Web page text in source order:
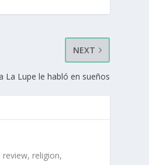
NEXT
La Lupe le habló en sueños
religion,